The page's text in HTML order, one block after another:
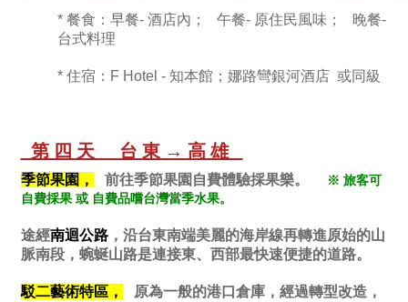
* 餐食：早餐- 酒店內； 午餐- 原住民風味； 晚餐-
台式料理
* 住宿：F Hotel - 知本館；娜路彎銀河酒店 或同級
第四天 台東→高雄
季節果園， 前往季節果園自費體驗採果樂。
※ 旅客可
自費採果 或 自費品嚐台灣當季水果。
途經南迴公路，沿台東南端美麗的海岸線再轉進原始的山
脈南段，蜿蜒山路是連接東、西部最快速便捷的道路。
駁二藝術特區，
原為一般的港口倉庫，經過轉型改造，